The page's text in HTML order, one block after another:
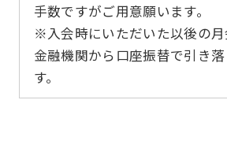
手数ですがご用意願います。
※入会時にいただいた以後の
金融機関から口座振替で引き
す。